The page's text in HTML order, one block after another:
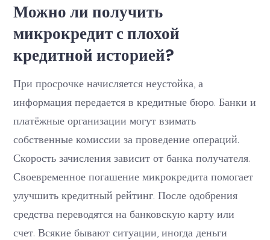
Можно ли получить
микрокредит с плохой
кредитной историей?
При просрочке начисляется неустойка, а
информация передается в кредитные бюро. Банки и
платёжные организации могут взимать
собственные комиссии за проведение операций.
Скорость зачисления зависит от банка получателя.
Своевременное погашение микрокредита помогает
улучшить кредитный рейтинг. После одобрения
средства переводятся на банковскую карту или
счет. Всякие бывают ситуации, иногда деньги